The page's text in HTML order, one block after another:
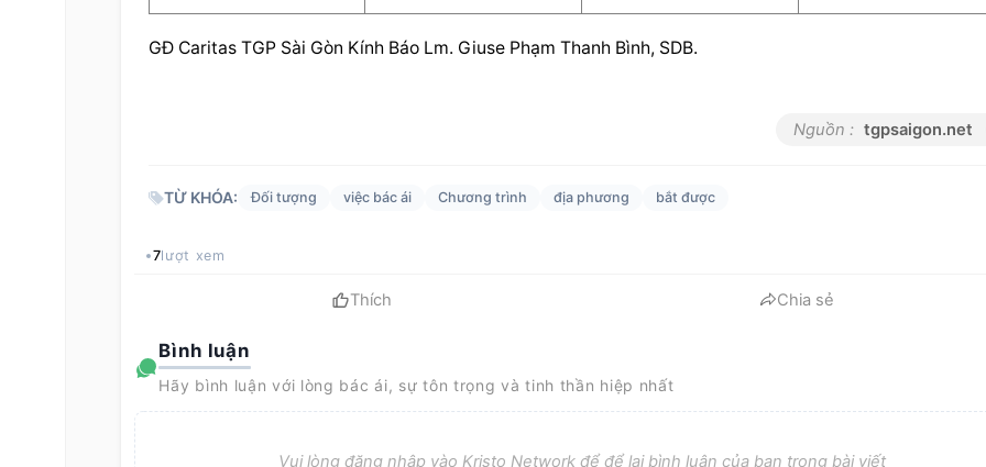
GĐ Caritas TGP Sài Gòn Kính Báo Lm. Giuse Phạm Thanh Bình, SDB.
Nguồn : tgpsaigon.net
TỪ KHÓA: Đối tượng việc bác ái Chương trình địa phương bắt được
7lượt xem
Thích Chia sẻ
Bình luận
Hãy bình luận với lòng bác ái, sự tôn trọng và tinh thần hiệp nhất
Vui lòng đăng nhập vào Kristo Network để để lại bình luận của bạn trong bài viết